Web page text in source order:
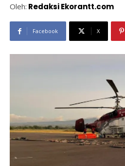
Oleh: Redaksi Ekorantt.com
Facebook X